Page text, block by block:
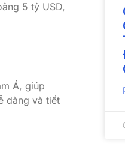
5 tỷ USD,
Á, giúp
dàng và tiết